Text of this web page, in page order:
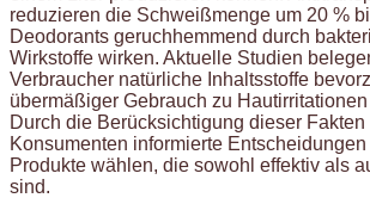
reduzieren die Schweißmenge um 20 %
Deodorants geruchhemmend durch
Wirkstoffe wirken. Aktuelle Studien
Verbraucher natürliche Inhaltsstoffe
übermäßiger Gebrauch zu
Durch die Berücksichtigung dieser Fakten
Konsumenten informierte Entscheidungen
Produkte wählen, die sowohl effektiv als
sind.